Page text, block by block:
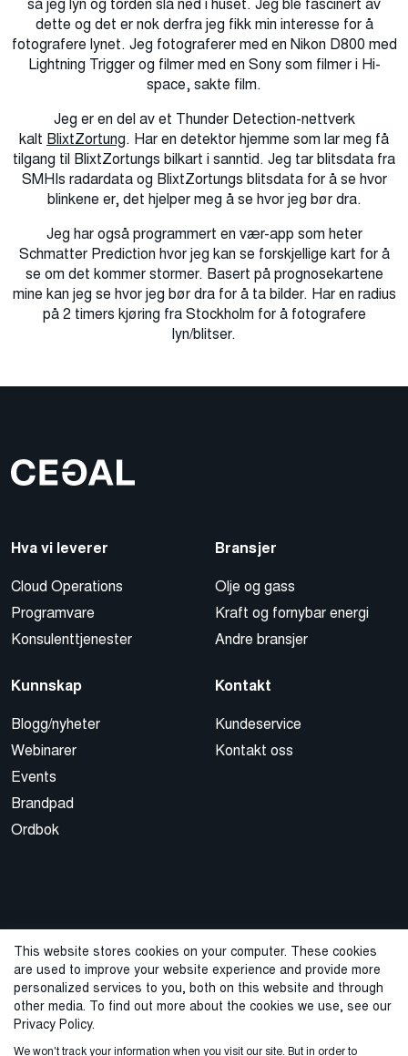
This website stores cookies on your computer. These cookies
are used to improve your website experience and provide more
personalized services to you, both on this website and through
other media. To find out more about the cookies we use, see our
Privacy Policy.
We won't track your information when you visit our site. But in order to
så jeg lyn og torden slå ned i huset. Jeg ble fascinert av
dette og det er nok derfra jeg fikk min interesse for å
fotografere lynet. Jeg fotograferer med en Nikon D800 med
Lightning Trigger og filmer med en Sony som filmer i Hi-
space, sakte film.
Jeg er en del av et Thunder Detection-nettverk
kalt BlixtZortung. Har en detektor hjemme som lar meg få
tilgang til BlixtZortungs bilkart i sanntid. Jeg tar blitsdata fra
SMHIs radardata og BlixtZortungs blitsdata for å se hvor
blinkene er, det hjelper meg å se hvor jeg bør dra.
Jeg har også programmert en vær-app som heter
Schmatter Prediction hvor jeg kan se forskjellige kart for å
se om det kommer stormer. Basert på prognosekartene
mine kan jeg se hvor jeg bør dra for å ta bilder. Har en radius
på 2 timers kjøring fra Stockholm for å fotografere
lyn/blitser.
Hva vi leverer
Cloud Operations
Programvare
Konsulenttjenester
Bransjer
Olje og gass
Kraft og fornybar energi
Andre bransjer
Kunnskap
Blogg/nyheter
Webinarer
Events
Brandpad
Ordbok
Kontakt
Kundeservice
Kontakt oss
© 2026 Cegal
Privacy Policy